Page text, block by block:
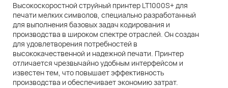
Высокоскоростной струйный принтер LT1000S+ для
печати мелких символов, специально разработанный
для выполнения базовых задач кодирования и
производства в широком спектре отраслей. Он создан
для удовлетворения потребностей в
высококачественной и надежной печати. ​​Принтер
отличается чрезвычайно удобным интерфейсом и
известен тем, что повышает эффективность
производства и обеспечивает экономию затрат.